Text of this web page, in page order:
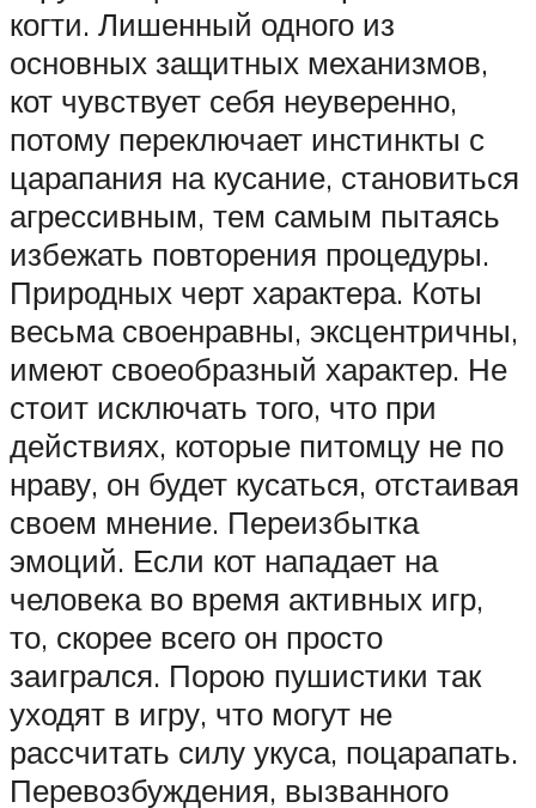
когти. Лишенный одного из
основных защитных механизмов,
кот чувствует себя неуверенно,
потому переключает инстинкты с
царапания на кусание, становиться
агрессивным, тем самым пытаясь
избежать повторения процедуры.
Природных черт характера. Коты
весьма своенравны, эксцентричны,
имеют своеобразный характер. Не
стоит исключать того, что при
действиях, которые питомцу не по
нраву, он будет кусаться, отстаивая
своем мнение. Переизбытка
эмоций. Если кот нападает на
человека во время активных игр,
то, скорее всего он просто
заигрался. Порою пушистики так
уходят в игру, что могут не
рассчитать силу укуса, поцарапать.
Перевозбуждения, вызванного